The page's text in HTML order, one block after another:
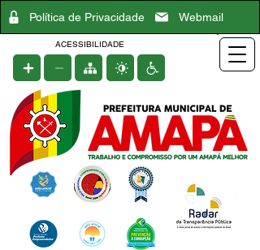
Política de Privacidade Webmail
ACESSIBILIDADE